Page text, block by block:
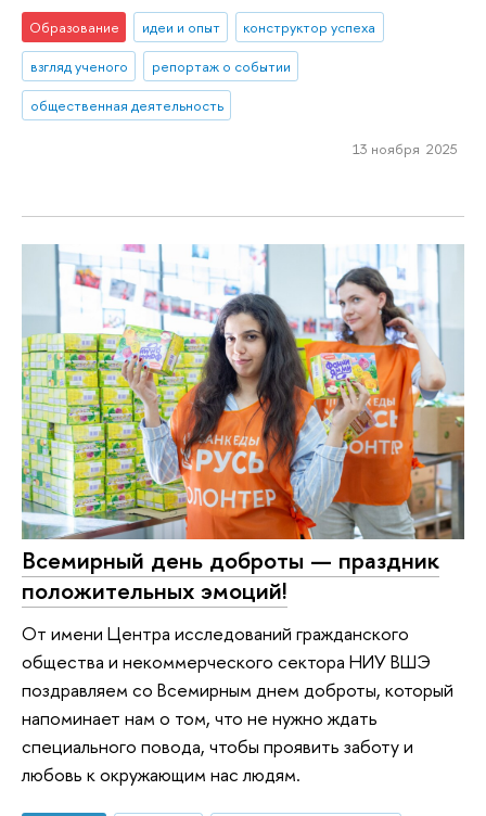
Образование идеи и опыт
конструктор успеха
взгляд ученого
репортаж о событии
общественная деятельность
13 ноября 2025
Всемирный день доброты — праздник
положительных эмоций!
От имени Центра исследований гражданского
общества и некоммерческого сектора НИУ ВШЭ
поздравляем со Всемирным днем доброты, который
напоминает нам о том, что не нужно ждать
специального повода, чтобы проявить заботу и
любовь к окружающим нас людям.